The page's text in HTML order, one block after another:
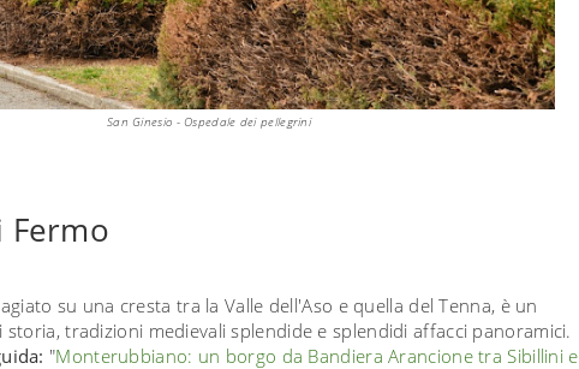
San Ginesio - Ospedale dei pellegrini
Fermo
su una cresta tra la Valle dell'Aso e quella del Tenna, è un
tradizioni medievali splendide e splendidi affacci panoramici.
"Monterubbiano: un borgo da Bandiera Arancione tra Sibillini e